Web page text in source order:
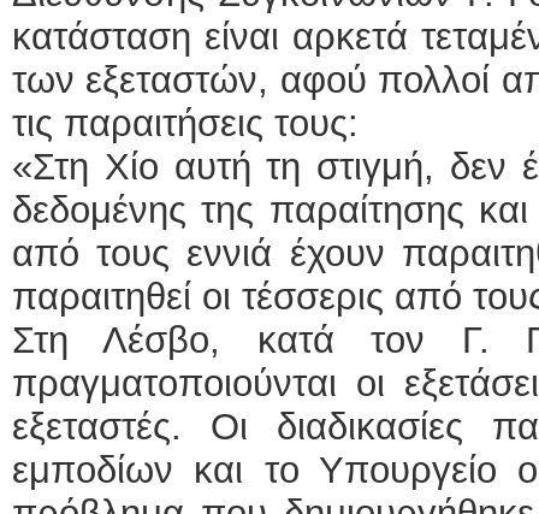
κατάσταση είναι αρκετά
των εξεταστών, αφού πολλοί
τις παραιτήσεις τους:
«Στη Χίο αυτή τη στιγμή, δεν
δεδομένης της παραίτησης
από τους εννιά έχουν
παραιτηθεί οι τέσσερις από
Στη Λέσβο, κατά τον Γ.
πραγματοποιούνται οι
εξεταστές. Οι διαδικασίες
εμποδίων και το Υπουργείο